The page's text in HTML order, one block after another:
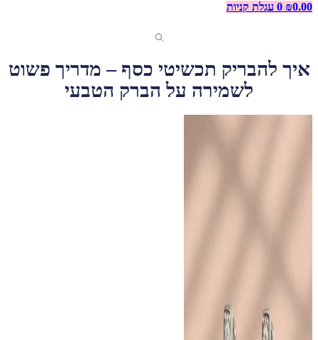
₪0.00
0 עגלת קניות
איך להבריק תכשיטי כסף – מדריך פשוט
לשמירה על הברק הטבעי